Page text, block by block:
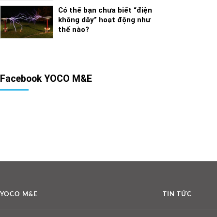
Có thể bạn chưa biết “điện
không dây” hoạt động như
thế nào?
Facebook YOCO M&E
YOCO M&E TIN TỨC